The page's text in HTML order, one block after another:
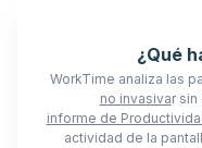
¿Qué
WorkTime analiza las
no invasivar
informe de
actividad de la